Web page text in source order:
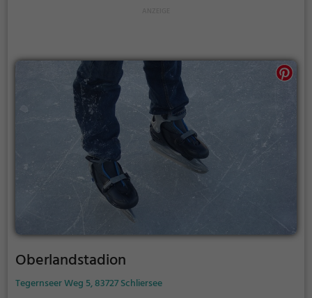
Oberlandstadion
Tegernseer Weg 5, 83727 Schliersee